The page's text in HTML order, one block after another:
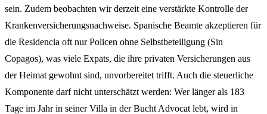
sein. Zudem beobachten wir derzeit eine verstärkte Kontrolle der
Krankenversicherungsnachweise. Spanische Beamte akzeptieren für
die Residencia oft nur Policen ohne Selbstbeteiligung (Sin
Copagos), was viele Expats, die ihre privaten Versicherungen aus
der Heimat gewohnt sind, unvorbereitet trifft. Auch die steuerliche
Komponente darf nicht unterschätzt werden: Wer länger als 183
Tage im Jahr in seiner Villa in der Bucht Advocat lebt, wird in